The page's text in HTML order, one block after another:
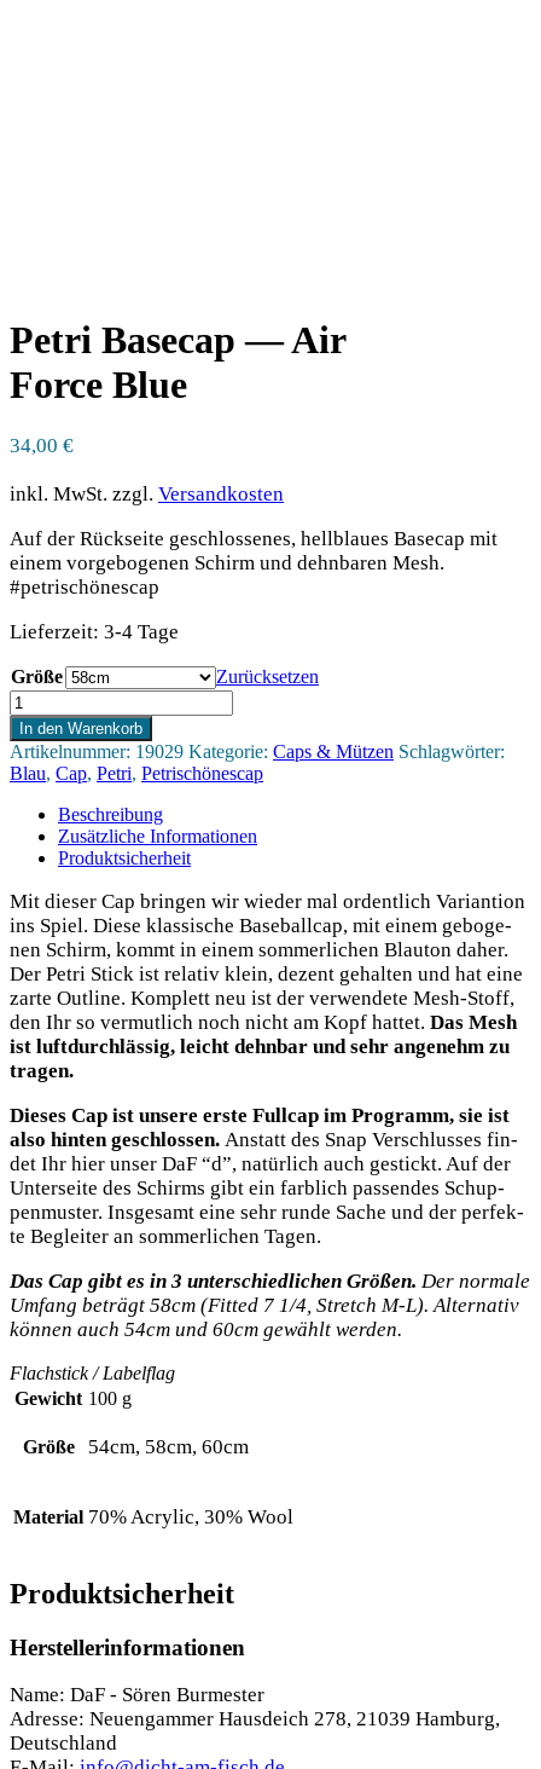
Petri Basecap — Air
Force Blue
34,00 €
inkl. MwSt. zzgl. Versandkosten
Auf der Rückseite geschlossenes, hellblaues Basecap mit
einem vorgebogenen Schirm und dehnbaren Mesh.
#petrischönescap
Lieferzeit: 3-4 Tage
Größe
Zurücksetzen
Petri
Basecap
-
Air
Force
Blue
Menge
In den Warenkorb
Artikelnummer: 19029 Kategorie: Caps & Mützen Schlagwörter:
Blau, Cap, Petri, Petrischönescap
Beschreibung
Zusätzliche Informationen
Produktsicherheit
Mit die­ser Cap brin­gen wir wie­der mal ordent­lich Vari­an­ti­on
ins Spiel. Die­se klas­si­sche Base­ball­cap, mit einem gebo­ge­
nen Schirm, kommt in einem som­mer­li­chen Blau­ton daher.
Der Petri Stick ist rela­tiv klein, dezent gehal­ten und hat eine
zar­te Out­line. Kom­plett neu ist der ver­wen­de­te Mesh-Stoff,
den Ihr so ver­mut­lich noch nicht am Kopf hat­tet. Das Mesh
ist luft­durch­läs­sig, leicht dehn­bar und sehr ange­nehm zu
tragen.
Die­ses Cap ist unse­re ers­te Full­cap im Pro­gramm, sie ist
also hin­ten geschlos­sen. Anstatt des Snap Ver­schlus­ses fin­
det Ihr hier unser DaF “d”, natür­lich auch gestickt. Auf der
Unter­sei­te des Schirms gibt ein farb­lich pas­sen­des Schup­
pen­mus­ter. Ins­ge­samt eine sehr run­de Sache und der per­fek­
te Beglei­ter an som­mer­li­chen Tagen.
Das Cap gibt es in 3 unter­schied­li­chen Grö­ßen. Der nor­ma­le
Umfang beträgt 58cm (Fit­ted 7 1/4, Stretch M‑L). Alter­na­tiv
kön­nen auch 54cm und 60cm gewählt werden.
Flach­stick / Labelflag
Gewicht 100 g
Größe 54cm, 58cm, 60cm
Material 70% Acrylic, 30% Wool
Produktsicherheit
Herstellerinformationen
Name: DaF - Sören Burmester
Adresse: Neuengammer Hausdeich 278, 21039 Hamburg,
Deutschland